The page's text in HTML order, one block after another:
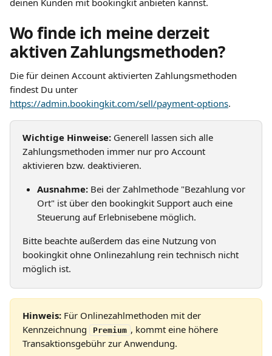
deinen Kunden mit bookingkit anbieten kannst.
Wo finde ich meine derzeit
aktiven Zahlungsmethoden?
Die für deinen Account aktivierten Zahlungsmethoden
findest Du unter
https://admin.bookingkit.com/sell/payment-options.
Wichtige Hinweise: Generell lassen sich alle
Zahlungsmethoden immer nur pro Account
aktivieren bzw. deaktivieren.
Ausnahme: Bei der Zahlmethode "Bezahlung vor
Ort" ist über den bookingkit Support auch eine
Steuerung auf Erlebnisebene möglich.
Bitte beachte außerdem das eine Nutzung von
bookingkit ohne Onlinezahlung rein technisch nicht
möglich ist.
Hinweis: Für Onlinezahlmethoden mit der
Kennzeichnung
Premium , kommt eine höhere
Transaktionsgebühr zur Anwendung.